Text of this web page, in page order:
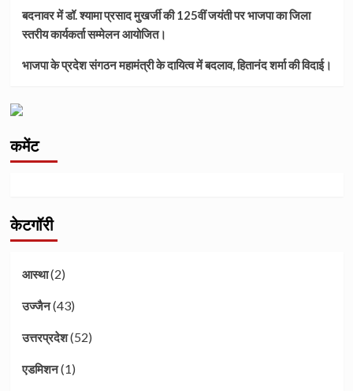
बदनावर में डॉ. श्यामा प्रसाद मुखर्जी की 125वीं जयंती पर भाजपा का जिला
स्तरीय कार्यकर्ता सम्मेलन आयोजित।
भाजपा के प्रदेश संगठन महामंत्री के दायित्व में बदलाव, हितानंद शर्मा की विदाई।
कमेंट
केटगॉरी
आस्था(2)
उज्जैन(43)
उत्तरप्रदेश(52)
एडमिशन(1)